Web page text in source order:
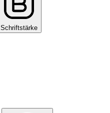
Schriftstärke